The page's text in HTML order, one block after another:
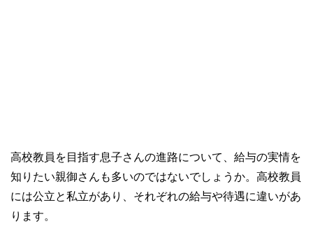
高校教員を目指す息子さんの進路について、給与の実情を
知りたい親御さんも多いのではないでしょうか。高校教員
には公立と私立があり、それぞれの給与や待遇に違いがあ
ります。